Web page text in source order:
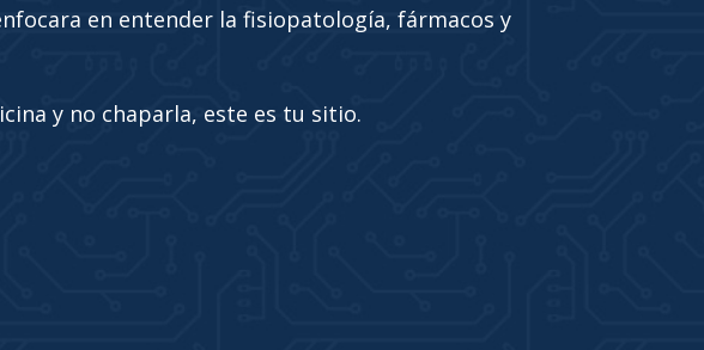
en entender la fisiopatología, fármacos y
y no chaparla, este es tu sitio.